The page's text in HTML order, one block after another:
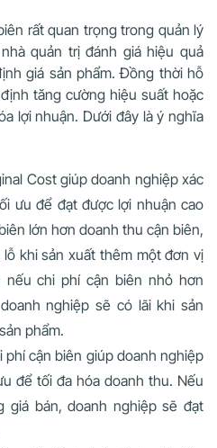
rất quan trọng trong quản lý
quản trị đánh giá hiệu quả
giá sản phẩm. Đồng thời hỗ
tăng cường hiệu suất hoặc
lợi nhuận. Dưới đây là ý nghĩa
Cost giúp doanh nghiệp xác
ưu để đạt được lợi nhuận cao
lớn hơn doanh thu cận biên,
khi sản xuất thêm một đơn vị
nếu chi phí cận biên nhỏ hơn
nghiệp sẽ có lãi khi sản
phẩm.
phí cận biên giúp doanh nghiệp
để tối đa hóa doanh thu. Nếu
giá bán, doanh nghiệp sẽ đạt